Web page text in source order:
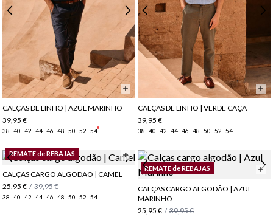
CALÇAS DE LINHO | AZUL MARINHO
39,95 €
38 40 42 44 46 48 50 52 54
CALÇAS DE LINHO | VERDE CAÇA
39,95 €
38 40 42 44 46 48 50 52 54
REMATE de REBAJAS
CALÇAS CARGO ALGODÃO | CAMEL
25,95 € / 39,95 €
38 40 42 44 46 48 50 52 54
REMATE de REBAJAS
CALÇAS CARGO ALGODÃO | AZUL
MARINHO
25,95 € / 39,95 €